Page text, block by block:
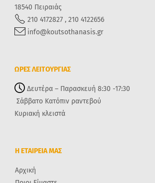
18540 Πειραιάς
210 4172827 , 210 4122656
info@koutsothanasis.gr
ΩΡΕΣ ΛΕΙΤΟΥΡΓΙΑΣ
Δευτέρα – Παρασκευή 8:30 -17:30
Σάββατο Κατόπιν ραντεβού
Κυριακή κλειστά
Η ΕΤΑΙΡΕΙΑ ΜΑΣ
Αρχική